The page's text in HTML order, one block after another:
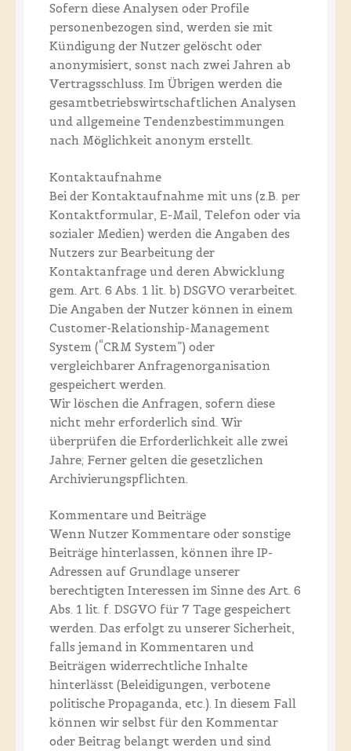
Sofern diese Analysen oder Profile
personenbezogen sind, werden sie mit
Kündigung der Nutzer gelöscht oder
anonymisiert, sonst nach zwei Jahren ab
Vertragsschluss. Im Übrigen werden die
gesamtbetriebswirtschaftlichen Analysen
und allgemeine Tendenzbestimmungen
nach Möglichkeit anonym erstellt.
Kontaktaufnahme
Bei der Kontaktaufnahme mit uns (z.B. per
Kontaktformular, E-Mail, Telefon oder via
sozialer Medien) werden die Angaben des
Nutzers zur Bearbeitung der
Kontaktanfrage und deren Abwicklung
gem. Art. 6 Abs. 1 lit. b) DSGVO verarbeitet.
Die Angaben der Nutzer können in einem
Customer-Relationship-Management
System (“CRM System”) oder
vergleichbarer Anfragenorganisation
gespeichert werden.
Wir löschen die Anfragen, sofern diese
nicht mehr erforderlich sind. Wir
überprüfen die Erforderlichkeit alle zwei
Jahre; Ferner gelten die gesetzlichen
Archivierungspflichten.
Kommentare und Beiträge
Wenn Nutzer Kommentare oder sonstige
Beiträge hinterlassen, können ihre IP-
Adressen auf Grundlage unserer
berechtigten Interessen im Sinne des Art. 6
Abs. 1 lit. f. DSGVO für 7 Tage gespeichert
werden. Das erfolgt zu unserer Sicherheit,
falls jemand in Kommentaren und
Beiträgen widerrechtliche Inhalte
hinterlässt (Beleidigungen, verbotene
politische Propaganda, etc.). In diesem Fall
können wir selbst für den Kommentar
oder Beitrag belangt werden und sind